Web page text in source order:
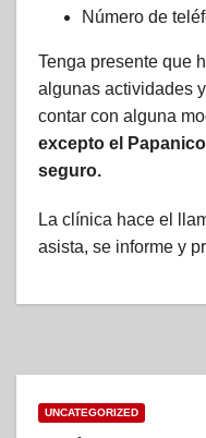
Número de
Tenga presente que
algunas actividades
contar con alguna
excepto el
seguro.
La clínica hace el
asista, se informe y
UNCATEGORIZED